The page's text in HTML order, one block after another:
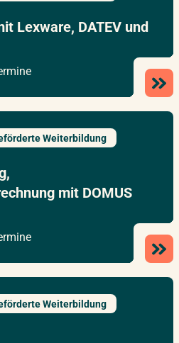
Lexware, DATEV und
Weiterbildung
mit DOMUS
Weiterbildung